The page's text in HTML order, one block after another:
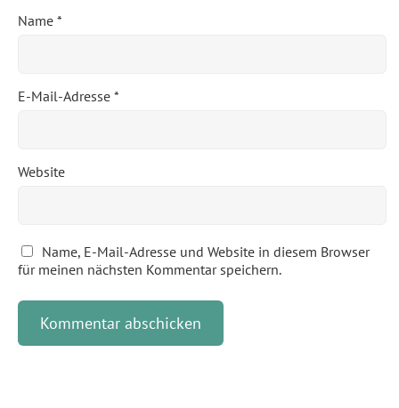
Name *
E-Mail-Adresse *
Website
Name, E-Mail-Adresse und Website in diesem Browser
für meinen nächsten Kommentar speichern.